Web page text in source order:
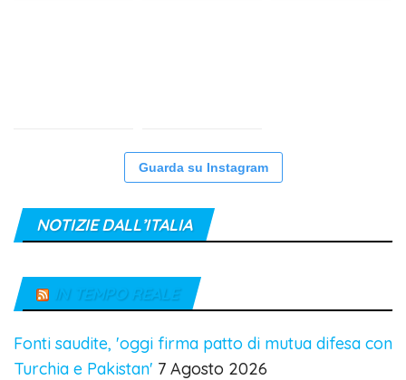
Guarda su Instagram
NOTIZIE DALL’ITALIA
IN TEMPO REALE
Fonti saudite, 'oggi firma patto di mutua difesa con
Turchia e Pakistan' 7 Agosto 2026